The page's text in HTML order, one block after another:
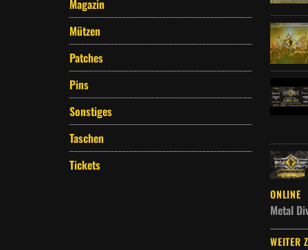
Magazin
Mützen
Patches
Pins
Sonstiges
Taschen
Tickets
ONLINE
Metal
WEITER